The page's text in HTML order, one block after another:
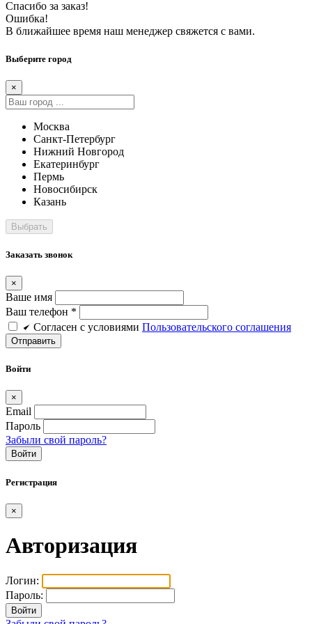
Спасибо за заказ!
Ошибка!
В ближайшее время наш менеджер свяжется с вами.
Выберите город
×
Москва
Санкт-Петербург
Нижний Новгород
Екатеринбург
Пермь
Новосибирск
Казань
Заказать звонок
×
Ваше имя
Ваш телефон *
Cогласен c условиями Пользовательского соглашения
Войти
×
Email
Пароль
Забыли свой пароль?
Войти
Регистрация
×
Авторизация
Логин:
Пароль: